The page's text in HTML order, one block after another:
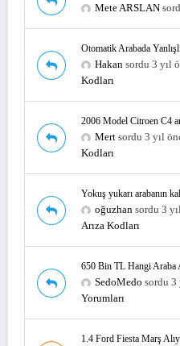
Mete ARSLAN
Otomatik Arabada
Hakan sordu 3 yıl
Kodları
2006 Model Citroen C4
Mert sordu 3 yıl
Kodları
Yokuş yukarı arabanın
oğuzhan sordu 3
Arıza Kodları
650 Bin TL Hangi Araba
SedoMedo sordu 3
Yorumları
1.4 Ford Fiesta Marş